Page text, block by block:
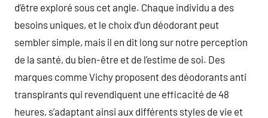
d’être exploré sous cet angle. Chaque individu a des
besoins uniques, et le choix d’un déodorant peut
sembler simple, mais il en dit long sur notre perception
de la santé, du bien-être et de l’estime de soi. Des
marques comme Vichy proposent des déodorants anti
transpirants qui revendiquent une efficacité de 48
heures, s’adaptant ainsi aux différents styles de vie et